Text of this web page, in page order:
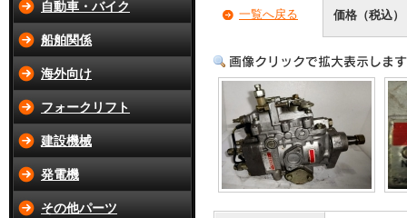
自動車・バイク
船舶関係
海外向け
フォークリフト
建設機械
発電機
その他パーツ
一覧へ戻る 価格（税込）